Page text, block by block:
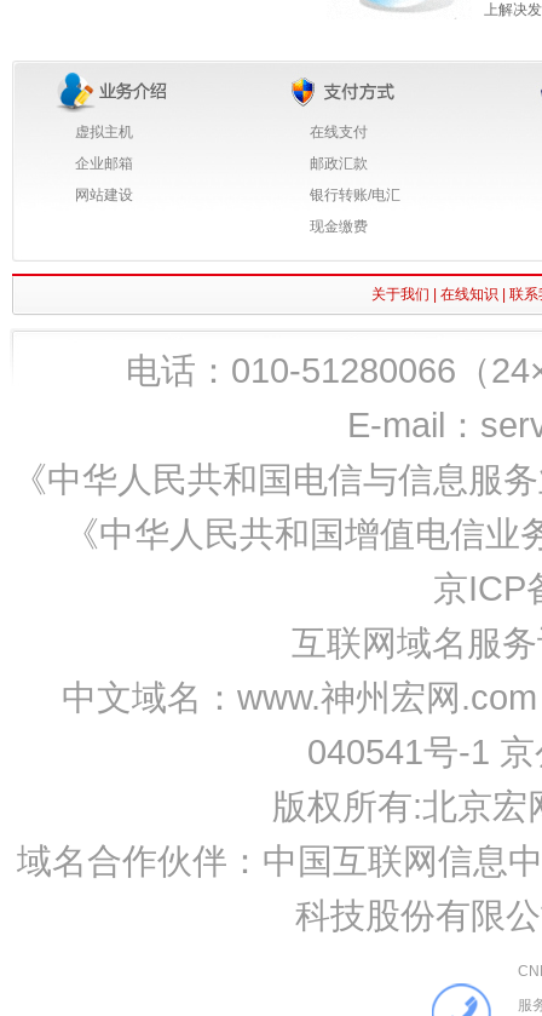
上解决
虚拟主机
企业邮箱
网站建设
在线支付
邮政汇款
银行转账/电汇
现金缴费
关于我们 在线知识 联系
电话：010-51280066（
E-mail：
《中华人民共和国电信与信息服
《中华人民共和国增值电信
京ICP
互联网域名服
中文域名：www.神州宏网
040541号-1
版权所有:北京宏
域名合作伙伴：中国互联网信息
科技股份有限
服